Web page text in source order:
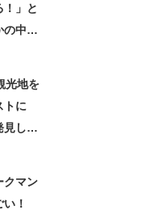
」と
中身
光地を
トに
した
クマン
！